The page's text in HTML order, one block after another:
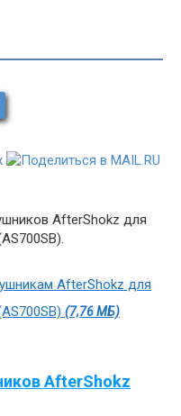
AfterShokz для
AfterShokz для
(7,76 МБ)
AfterShokz